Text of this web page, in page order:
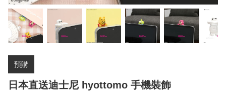
預購
日本直送迪士尼 hyottomo 手機裝飾